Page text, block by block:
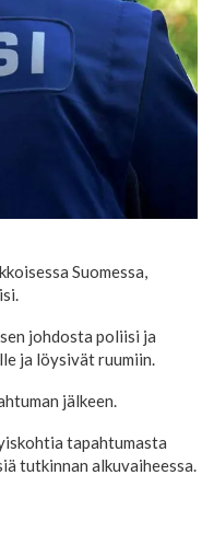
Suomessa,
johdosta poliisi ja
ja löysivät ruumiin.
jälkeen.
tapahtumasta
tutkinnan alkuvaiheessa.